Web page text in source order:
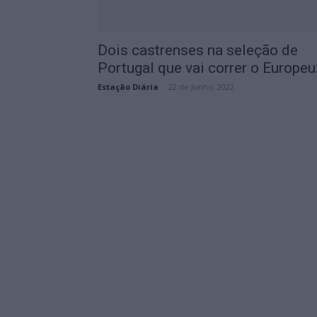
Dois castrenses na seleção de
Portugal que vai correr o
Estação Diária 22 de Junho, 2022